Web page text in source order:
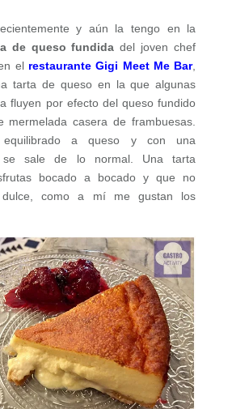
y aún la tengo en la
de queso fundida del joven chef
el restaurante Gigi Meet Me Bar,
tarta de queso en la que algunas
fluyen por efecto del queso fundido
mermelada casera de frambuesas.
a queso y con una
se sale de lo normal. Una tarta
bocado a bocado y que no
dulce, como a mí me gustan los